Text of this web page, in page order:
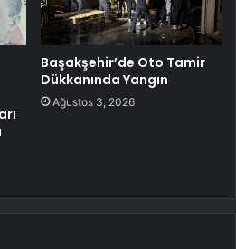
Başakşehir’de Oto Tamir
Dükkanında Yangın
Ağustos 3, 2026